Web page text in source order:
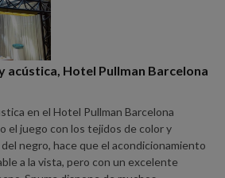
Hotel Pullman Barcelona
en el Hotel Pullman Barcelona
el juego con los tejidos de color y
negro, hace que el acondicionamiento
a la vista, pero con un excelente